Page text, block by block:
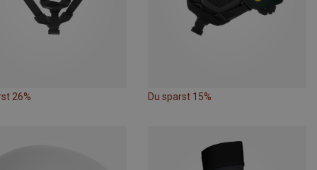
26% Du sparst 15%